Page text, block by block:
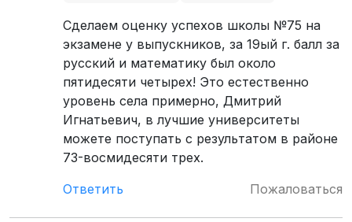
Сделаем оценку успехов школы №75 на
экзамене у выпускников, за 19ый г. балл за
русский и математику был около
пятидесяти четырех! Это естественно
уровень села примерно, Дмитрий
Игнатьевич, в лучшие университеты
можете поступать с результатом в районе
73-восмидесяти трех.
Ответить
Пожаловаться